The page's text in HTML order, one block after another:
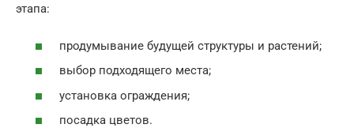
этапа:
продумывание будущей структуры и растений;
выбор подходящего места;
установка ограждения;
посадка цветов.